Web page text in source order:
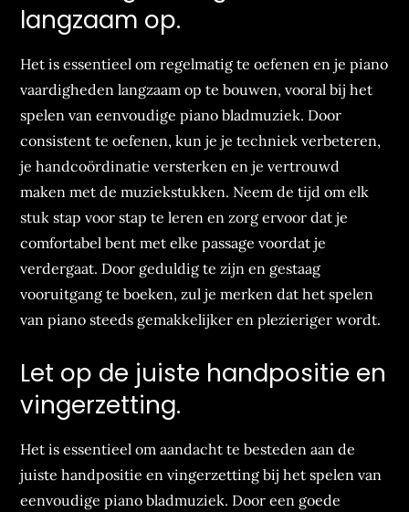
langzaam op.
Het is essentieel om regelmatig te oefenen en je piano
vaardigheden langzaam op te bouwen, vooral bij het
spelen van eenvoudige piano bladmuziek. Door
consistent te oefenen, kun je je techniek verbeteren,
je handcoördinatie versterken en je vertrouwd
maken met de muziekstukken. Neem de tijd om elk
stuk stap voor stap te leren en zorg ervoor dat je
comfortabel bent met elke passage voordat je
verdergaat. Door geduldig te zijn en gestaag
vooruitgang te boeken, zul je merken dat het spelen
van piano steeds gemakkelijker en plezieriger wordt.
Let op de juiste handpositie en
vingerzetting.
Het is essentieel om aandacht te besteden aan de
juiste handpositie en vingerzetting bij het spelen van
eenvoudige piano bladmuziek. Door een goede